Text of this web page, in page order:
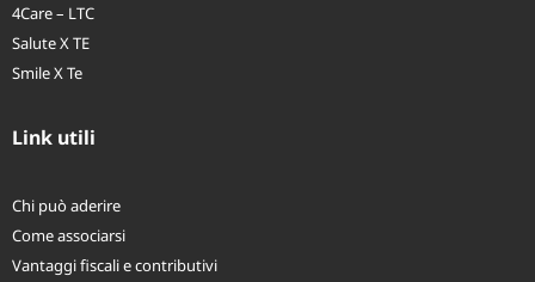
4Care – LTC
Salute X TE
Smile X Te
Link utili
Chi può aderire
Come associarsi
Vantaggi fiscali e contributivi